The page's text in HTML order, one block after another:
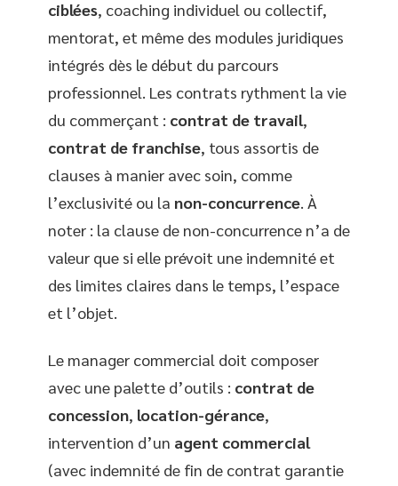
ciblées, coaching individuel ou collectif,
mentorat, et même des modules juridiques
intégrés dès le début du parcours
professionnel. Les contrats rythment la vie
du commerçant : contrat de travail,
contrat de franchise, tous assortis de
clauses à manier avec soin, comme
l’exclusivité ou la non-concurrence. À
noter : la clause de non-concurrence n’a de
valeur que si elle prévoit une indemnité et
des limites claires dans le temps, l’espace
et l’objet.
Le manager commercial doit composer
avec une palette d’outils : contrat de
concession, location-gérance,
intervention d’un agent commercial
(avec indemnité de fin de contrat garantie